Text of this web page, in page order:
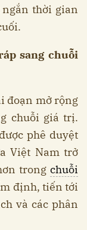
thời gian
sang chuỗi
đoạn mở rộng
chuỗi giá trị.
phê duyệt
Việt Nam trở
trong chuỗi
định, tiến tới
và các phân